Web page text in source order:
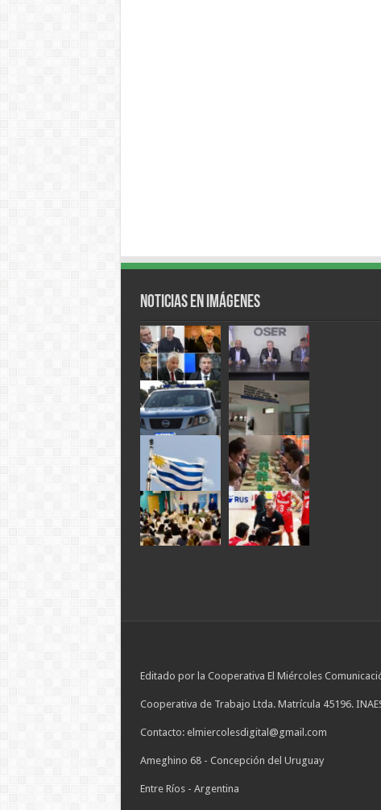
Noticias en Imágenes
Editado por la Cooperativa El Miércoles
Cooperativa de Trabajo Ltda. Matrícula 45196.
Contacto: elmiercolesdigital@gmail.com
Ameghino 68 - Concepción del Uruguay
Entre Ríos - Argentina